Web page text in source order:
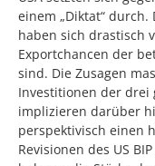
einem „Diktat“
haben sich drastisch
Exportchancen der
sind. Die Zusagen
Investitionen der drei
implizieren darüber
perspektivisch einen
Revisionen des US